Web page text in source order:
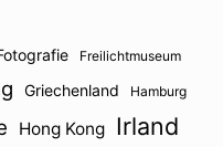
Freilichtmuseum
Griechenland Hamburg
Hong Kong Irland